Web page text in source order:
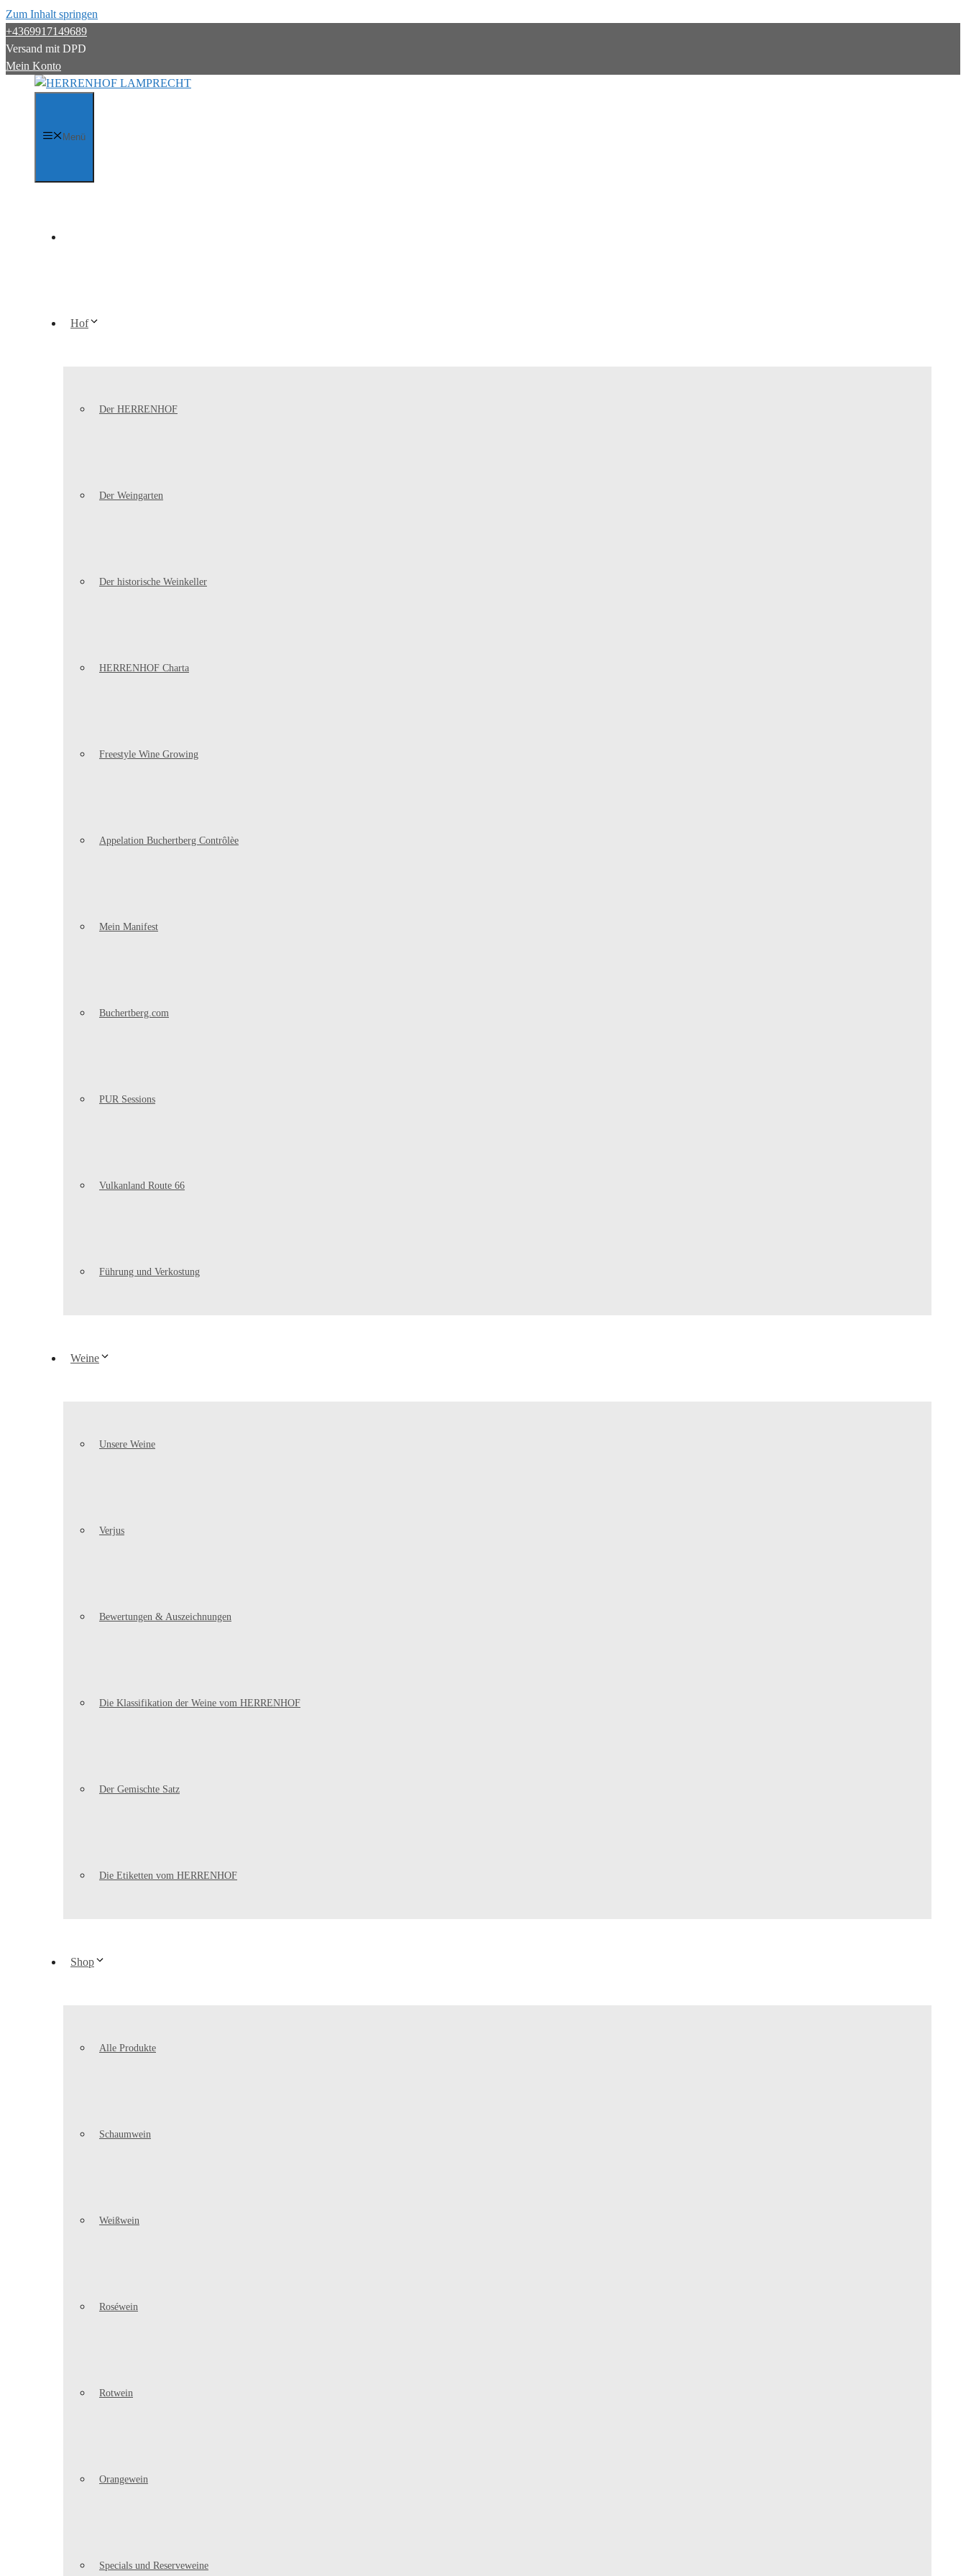
Zum Inhalt springen
+4369917149689
Versand mit DPD
Mein Konto
Menü
Hof
Der HERRENHOF
Der Weingarten
Der historische Weinkeller
HERRENHOF Charta
Freestyle Wine Growing
Appelation Buchertberg Contrôlèe
Mein Manifest
Buchertberg.com
PUR Sessions
Vulkanland Route 66
Führung und Verkostung
Weine
Unsere Weine
Verjus
Bewertungen & Auszeichnungen
Die Klassifikation der Weine vom HERRENHOF
Der Gemischte Satz
Die Etiketten vom HERRENHOF
Shop
Alle Produkte
Schaumwein
Weißwein
Roséwein
Rotwein
Orangewein
Specials und Reserveweine